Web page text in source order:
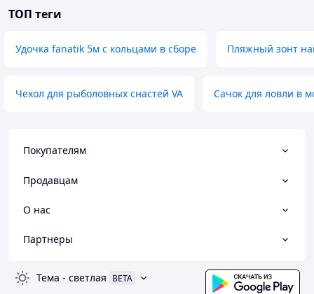
ТОП теги
Удочка fanatik 5м с кольцами в сборе Пляжный зонт
Чехол для рыболовных снастей VA Сачок для ловли в
Покупателям
Продавцам
О нас
Партнеры
Тема - светлая BETA